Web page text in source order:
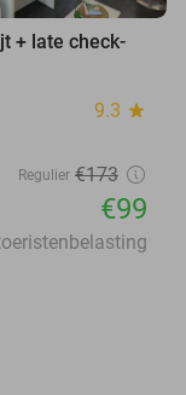
+ late check-
9.3 star
Regulier €173
€99